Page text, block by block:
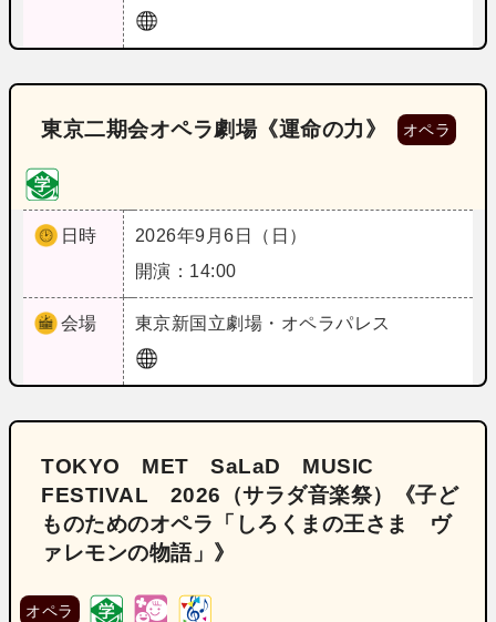
東京二期会オペラ劇場《運命の力》 オペラ
日時
2026年9月6日（日）
開演：14:00
会場 東京新国立劇場・オペラパレス
TOKYO MET SaLaD MUSIC
FESTIVAL 2026（サラダ音楽祭）《子ど
ものためのオペラ「しろくまの王さま ヴ
ァレモンの物語」》
オペラ